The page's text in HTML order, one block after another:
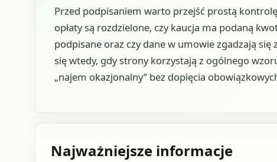
Przed podpisaniem warto przejść prostą
opłaty są rozdzielone, czy kaucja ma podaną
podpisane oraz czy dane w umowie zgadzają
się wtedy, gdy strony korzystają z ogólnego
„najem okazjonalny” bez dopięcia
Najważniejsze informacje